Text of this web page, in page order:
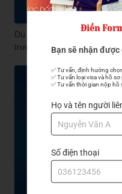
Du học tiếng Hàn D4-1 có
trước khi apply
Điền
Bạn sẽ nhận được
✅ Tư vấn, định hướng
✅ Tư vấn loại visa và hồ
✅ Tư vấn thời gian nộp hồ
Họ và tên người
Số điện thoại